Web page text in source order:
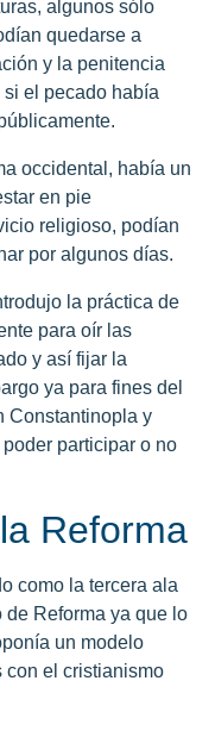
algunos sólo
quedarse a
y la penitencia
el pecado había
occidental, había un
en pie
religioso, podían
por algunos días.
la práctica de
para oír las
y así fijar la
ya para fines del
Constantinopla y
participar o no
Reforma
como la tercera ala
Reforma ya que lo
un modelo
con el cristianismo